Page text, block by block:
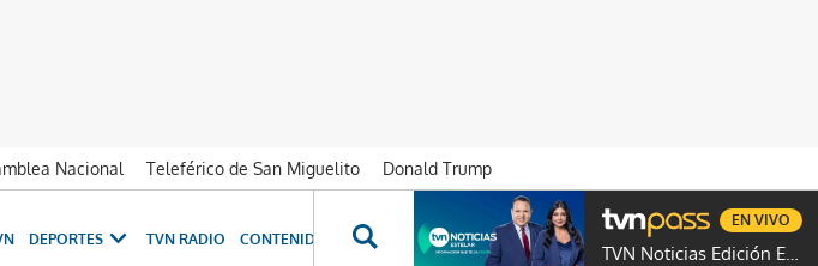
Nacional Teleférico de San Miguelito
Donald Trump
DEPORTES TVN RADIO CONTENIDOS ESPECIALES NOVELAS PROGRAMAS GENTE TVN
TVN Noticias Edición Estelar
EN VIVO